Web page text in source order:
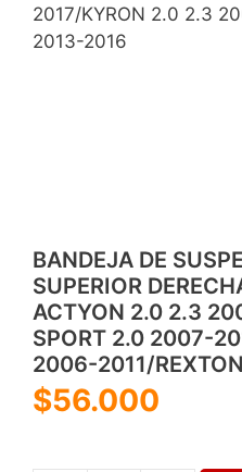
2017/KYRON 2.0 2.3
2013-2016
BANDEJA DE
SUPERIOR
ACTYON 2.0 2.3
SPORT 2.0 2007-
2006-2011/
$56.000